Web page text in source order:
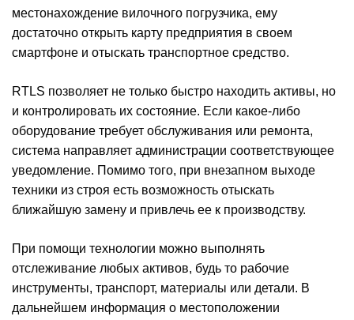
местонахождение вилочного погрузчика, ему
достаточно открыть карту предприятия в своем
смартфоне и отыскать транспортное средство.
RTLS позволяет не только быстро находить активы, но
и контролировать их состояние. Если какое-либо
оборудование требует обслуживания или ремонта,
система направляет администрации соответствующее
уведомление. Помимо того, при внезапном выходе
техники из строя есть возможность отыскать
ближайшую замену и привлечь ее к производству.
При помощи технологии можно выполнять
отслеживание любых активов, будь то рабочие
инструменты, транспорт, материалы или детали. В
дальнейшем информация о местоположении